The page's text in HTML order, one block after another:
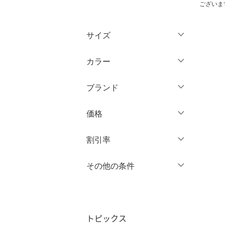
ジャケット・アウター
パンツ
ワンピース・ドレス
スカート
オールインワン・オーバ
ーオール
バッグ
インナー・ルームウェア
サイズ
M
XL
カラー
クリア
ブランド
価格
絞り込み
割引率
％OFF～ ％OFF
その他の条件
ございま
トピックス